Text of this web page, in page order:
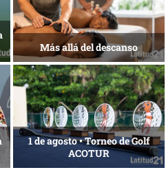
Energía que Impulsa la
competitividad
La esencia del servicio